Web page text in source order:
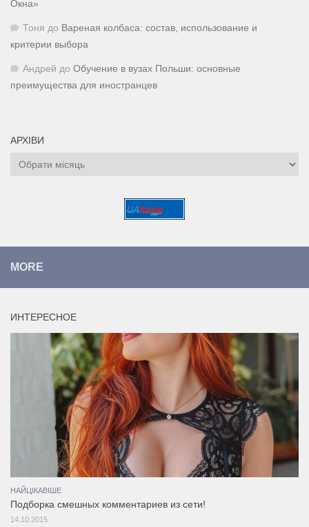
Окна»
Тоня до Вареная колбаса: состав, использование и
критерии выбора
Андрей до Обучение в вузах Польши: основные
преимущества для иностранцев
АРХІВИ
Архіви
MORE
ИНТЕРЕСНОЕ
НАЙЦІКАВІШЕ
Подборка смешных комментариев из сети!
14.10.2015